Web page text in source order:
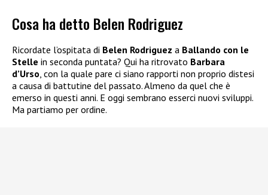
Cosa ha detto Belen Rodriguez
Ricordate l’ospitata di Belen Rodriguez a Ballando con le
Stelle in seconda puntata? Qui ha ritrovato Barbara
d’Urso, con la quale pare ci siano rapporti non proprio distesi
a causa di battutine del passato. Almeno da quel che è
emerso in questi anni. E oggi sembrano esserci nuovi sviluppi.
Ma partiamo per ordine.